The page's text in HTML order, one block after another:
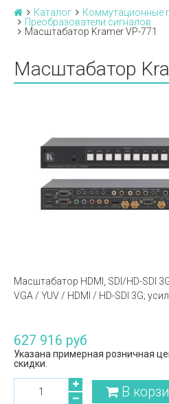
Каталог Коммутационные
Преобразователи сигналов
Масштабатор Kramer VP-771
Масштабатор
Масштабатор HDMI, SDI/HD-SDI
VGA / YUV / HDMI / HD-SDI 3G;
627 916 руб
Указана примерная розничная
скидки.
В